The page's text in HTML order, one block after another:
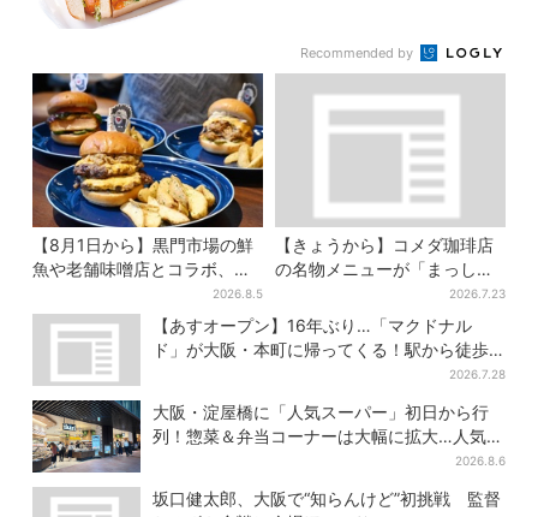
Recommended by
【8月1日から】黒門市場の鮮
魚や老舗味噌店とコラボ、大
阪・なんばのホテルで“地域密
着”の限定バーガー
2026.8.5
【きょうから】コメダ珈琲店
の名物メニューが「まっし
ろ」に…期間限定の2品が登場
2026.7.23
【あすオープン】16年ぶり…「マクドナル
ド」が大阪・本町に帰ってくる！駅から徒歩1
2026.7.28
大阪・淀屋橋に「人気スーパー」初日から行
列！惣菜＆弁当コーナーは大幅に拡大…人気商
2026.8.6
坂口健太郎、大阪で“知らんけど”初挑戦 監督